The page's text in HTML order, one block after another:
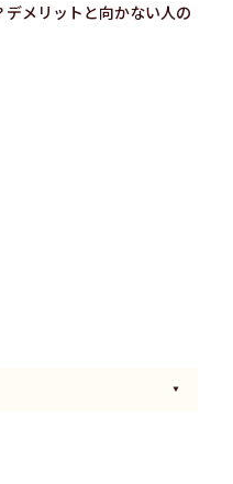
メリットと向かない人の